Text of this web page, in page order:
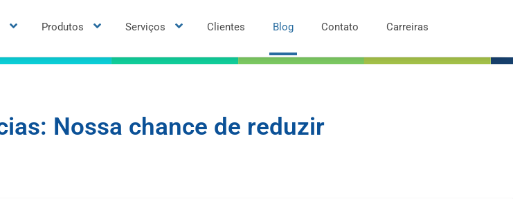
Produtos Serviços Clientes Blog Contato Carreiras
Nossa chance de reduzir